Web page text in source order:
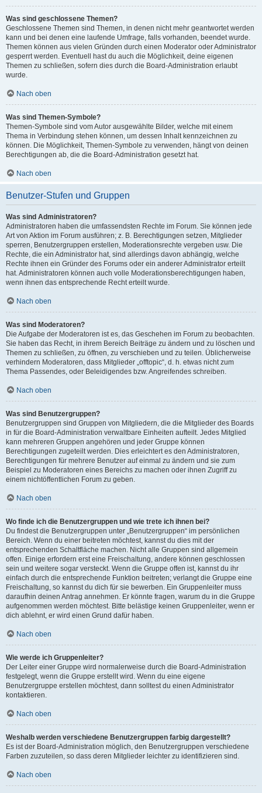
Was sind geschlossene Themen?
Geschlossene Themen sind Themen, in denen nicht mehr geantwortet werden
kann und bei denen eine laufende Umfrage, falls vorhanden, beendet wurde.
Themen können aus vielen Gründen durch einen Moderator oder Administrator
gesperrt werden. Eventuell hast du auch die Möglichkeit, deine eigenen
Themen zu schließen, sofern dies durch die Board-Administration erlaubt
wurde.
Nach oben
Was sind Themen-Symbole?
Themen-Symbole sind vom Autor ausgewählte Bilder, welche mit einem
Thema in Verbindung stehen können, um dessen Inhalt kennzeichnen zu
können. Die Möglichkeit, Themen-Symbole zu verwenden, hängt von deinen
Berechtigungen ab, die die Board-Administration gesetzt hat.
Nach oben
Benutzer-Stufen und Gruppen
Was sind Administratoren?
Administratoren haben die umfassendsten Rechte im Forum. Sie können jede
Art von Aktion im Forum ausführen; z. B. Berechtigungen setzen, Mitglieder
sperren, Benutzergruppen erstellen, Moderationsrechte vergeben usw. Die
Rechte, die ein Administrator hat, sind allerdings davon abhängig, welche
Rechte ihnen ein Gründer des Forums oder ein anderer Administrator erteilt
hat. Administratoren können auch volle Moderationsberechtigungen haben,
wenn ihnen das entsprechende Recht erteilt wurde.
Nach oben
Was sind Moderatoren?
Die Aufgabe der Moderatoren ist es, das Geschehen im Forum zu beobachten.
Sie haben das Recht, in ihrem Bereich Beiträge zu ändern und zu löschen und
Themen zu schließen, zu öffnen, zu verschieben und zu teilen. Üblicherweise
verhindern Moderatoren, dass Mitglieder „offtopic“, d. h. etwas nicht zum
Thema Passendes, oder Beleidigendes bzw. Angreifendes schreiben.
Nach oben
Was sind Benutzergruppen?
Benutzergruppen sind Gruppen von Mitgliedern, die die Mitglieder des Boards
in für die Board-Administration verwaltbare Einheiten aufteilt. Jedes Mitglied
kann mehreren Gruppen angehören und jeder Gruppe können
Berechtigungen zugeteilt werden. Dies erleichtert es den Administratoren,
Berechtigungen für mehrere Benutzer auf einmal zu ändern und sie zum
Beispiel zu Moderatoren eines Bereichs zu machen oder ihnen Zugriff zu
einem nichtöffentlichen Forum zu geben.
Nach oben
Wo finde ich die Benutzergruppen und wie trete ich ihnen bei?
Du findest die Benutzergruppen unter „Benutzergruppen“ im persönlichen
Bereich. Wenn du einer beitreten möchtest, kannst du dies mit der
entsprechenden Schaltfläche machen. Nicht alle Gruppen sind allgemein
offen. Einige erfordern erst eine Freischaltung, andere können geschlossen
sein und weitere sogar versteckt. Wenn die Gruppe offen ist, kannst du ihr
einfach durch die entsprechende Funktion beitreten; verlangt die Gruppe eine
Freischaltung, so kannst du dich für sie bewerben. Ein Gruppenleiter muss
daraufhin deinen Antrag annehmen. Er könnte fragen, warum du in die Gruppe
aufgenommen werden möchtest. Bitte belästige keinen Gruppenleiter, wenn er
dich ablehnt, er wird einen Grund dafür haben.
Nach oben
Wie werde ich Gruppenleiter?
Der Leiter einer Gruppe wird normalerweise durch die Board-Administration
festgelegt, wenn die Gruppe erstellt wird. Wenn du eine eigene
Benutzergruppe erstellen möchtest, dann solltest du einen Administrator
kontaktieren.
Nach oben
Weshalb werden verschiedene Benutzergruppen farbig dargestellt?
Es ist der Board-Administration möglich, den Benutzergruppen verschiedene
Farben zuzuteilen, so dass deren Mitglieder leichter zu identifizieren sind.
Nach oben